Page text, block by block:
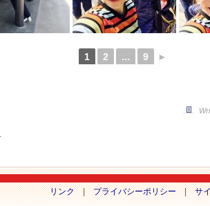
1 2 ... 9 ►
リンク|プライバシーポリシー|サ